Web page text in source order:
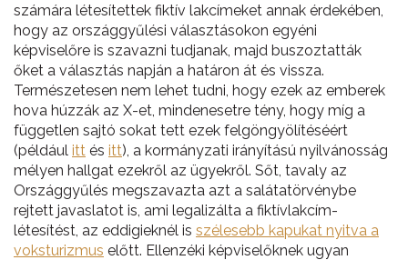
számára létesítettek fiktív lakcímeket annak érdekében,
hogy az országgyűlési választásokon egyéni
képviselőre is szavazni tudjanak, majd buszoztatták
őket a választás napján a határon át és vissza.
Természetesen nem lehet tudni, hogy ezek az emberek
hova húzzák az X-et, mindenesetre tény, hogy míg a
független sajtó sokat tett ezek felgöngyölítéséért
(például itt és itt), a kormányzati irányítású nyilvánosság
mélyen hallgat ezekről az ügyekről. Sőt, tavaly az
Országgyűlés megszavazta azt a salátatörvénybe
rejtett javaslatot is, ami legalizálta a fiktívlakcím-
létesítést, az eddigieknél is szélesebb kapukat nyitva a
voksturizmus előtt. Ellenzéki képviselőknek ugyan